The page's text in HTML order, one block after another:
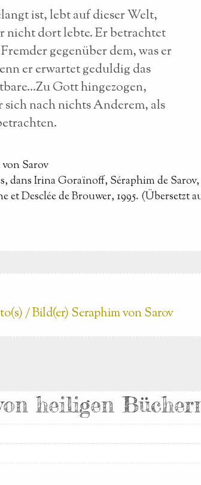
ist, lebt auf dieser Welt,
nicht dort lebte. Er betrachtet
gegenüber dem, was er
er erwartet geduldig das
Gott hingezogen,
sich nach nichts Anderem, als
Sarov
dans Irina Goraïnoff, Séraphim de
et Desclée de Brouwer, 1995. (Übersetzt
/ Bild(er) Seraphim von Sarov
heiligen